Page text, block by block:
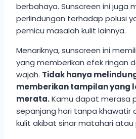
berbahaya. Sunscreen ini juga
perlindungan terhadap polusi
pemicu masalah kulit lainnya.
Menariknya, sunscreen ini
yang memberikan efek ringan
wajah. Tidak hanya
memberikan tampilan yang
merata.Kamu dapat merasa
sepanjang hari tanpa khawatir
kulit akibat sinar matahari atau